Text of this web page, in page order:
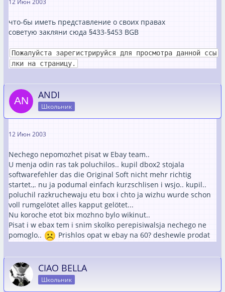
что-бы иметь представление о своих прaвах
советую закляни сюда §433-§453 BGB
Пожалуйста зарегистрируйся для просмотра данной ссы
лки на страницу.
ANDI
Школьник
12 Июн 2003
Nechego nepomozhet pisat w Ebay team..
U menja odin ras tak poluchilos.. kupil dbox2 stojala
softwarefehler das die Original Soft nicht mehr richtig
startet.,. nu ja podumal einfach kurzschlisen i wsjo.. kupil..
poluchil razkruchewaju etu box i chto ja wizhu wurde schon
voll rumgelötet alles kapput gelötet...
Nu koroche etot bix mozhno bylo wikinut..
Pisat i w ebax tem i snim skolko perepisiwalsja nechego ne
pomoglo..
Prishlos opat w ebay na 60? deshewle prodat
CIAO BELLA
Школьник